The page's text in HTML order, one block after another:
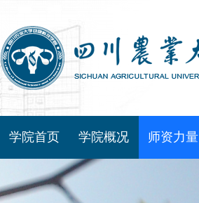
学院首页 学院概况 师资力量